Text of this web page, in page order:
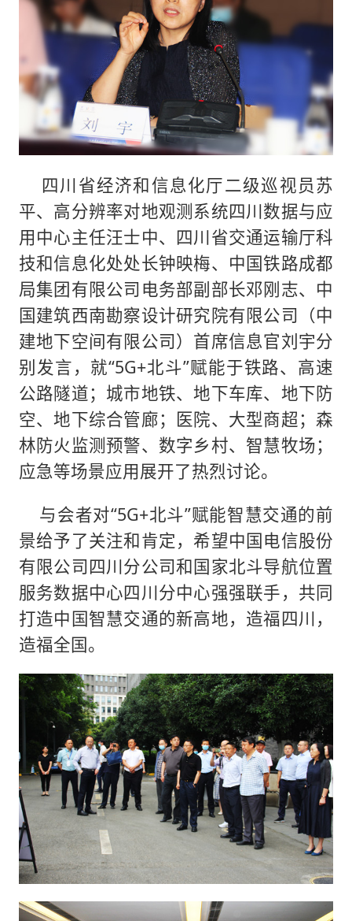
四川省经济和信息化厅二级巡视员苏
平、高分辨率对地观测系统四川数据与应
用中心主任汪士中、四川省交通运输厅科
技和信息化处处长钟映梅、中国铁路成都
局集团有限公司电务部副部长邓刚志、中
国建筑西南勘察设计研究院有限公司（中
建地下空间有限公司）首席信息官刘宇分
别发言，就“5G+北斗”赋能于铁路、高速
公路隧道；城市地铁、地下车库、地下防
空、地下综合管廊；医院、大型商超；森
林防火监测预警、数字乡村、智慧牧场；
应急等场景应用展开了热烈讨论。
与会者对“5G+北斗”赋能智慧交通的前
景给予了关注和肯定，希望中国电信股份
有限公司四川分公司和国家北斗导航位置
服务数据中心四川分中心强强联手，共同
打造中国智慧交通的新高地，造福四川，
造福全国。